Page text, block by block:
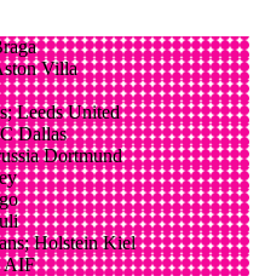
Villa
Leeds United
Dallas
Dortmund
Holstein Kiel
AIF